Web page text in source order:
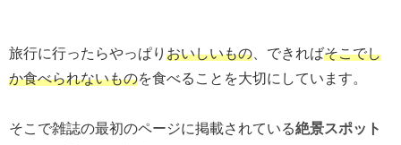
旅行に行ったらやっぱり おいしいもの 、できればそこでし
か食べられないものを食べることを大切にしています。
そこで雑誌の最初のページに掲載されている絶景スポット